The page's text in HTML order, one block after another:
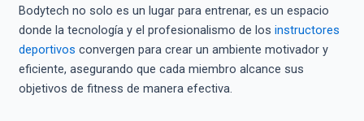
Bodytech no solo es un lugar para entrenar, es un espacio
donde la tecnología y el profesionalismo de los instructores
deportivos convergen para crear un ambiente motivador y
eficiente, asegurando que cada miembro alcance sus
objetivos de fitness de manera efectiva.